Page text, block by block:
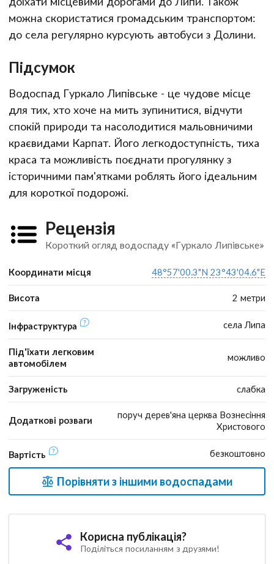
можна скористатися громадським транспортом:
до села регулярно курсують автобуси з Долини.
Підсумок
Водоспад Гуркало Липівське - це чудове місце
для тих, хто хоче на мить зупинитися, відчути
спокій природи та насолодитися мальовничими
краєвидами Карпат. Його легкодоступність, тиха
краса та можливість поєднати прогулянку з
історичними пам'ятками роблять його ідеальним
для короткої подорожі.
Рецензія
Короткий огляд водоспаду «Гуркало Липівське»
Координати місця 48°57'00.3"N 23°43'04.6"E
Висота 2 метри
Інфраструктура села Липа
Під'їхати легковим
автомобілем
можливо
Загруженість слабка
Додаткові розваги
поруч дерев'яна церква Вознесіння
Христового
Вартість безкоштовно
Порівняти з іншими водоспадами
Корисна публікація?
Поділіться посиланням з друзями!